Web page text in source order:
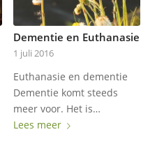
Dementie en Euthanasie
1 juli 2016
Euthanasie en dementie
Dementie komt steeds
meer voor. Het is…
Lees meer